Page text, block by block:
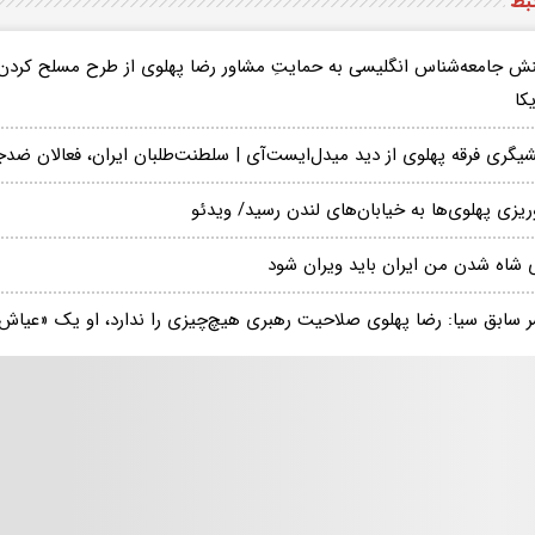
جامعه‌شناس انگلیسی به حمایتِ مشاور رضا پهلوی از طرح مسلح کردن
فرقه پهلوی از دید میدل‌‌ایست‌آی | سلطنت‌طلبان ایران، فعالان
پهلوی‌ها به خیابان‌های لندن رسید/ ویدئو
شاه شدن من ایران باید ویران شود
سابق سیا: رضا پهلوی صلاحیت رهبری هیچ‌چیزی را ندارد، او یک